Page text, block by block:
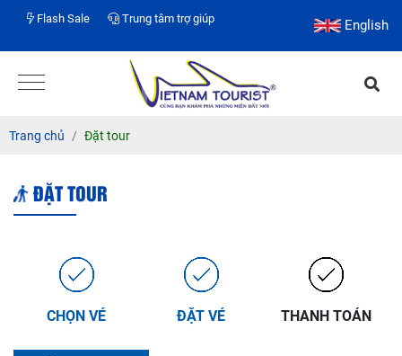
Flash Sale Trung tâm trợ giúp English
Trang chủ Đặt tour
ĐẶT TOUR
CHỌN VÉ ĐẶT VÉ THANH TOÁN